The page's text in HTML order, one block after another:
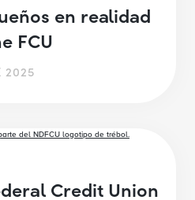
en realidad
FCU
2025
Credit Union